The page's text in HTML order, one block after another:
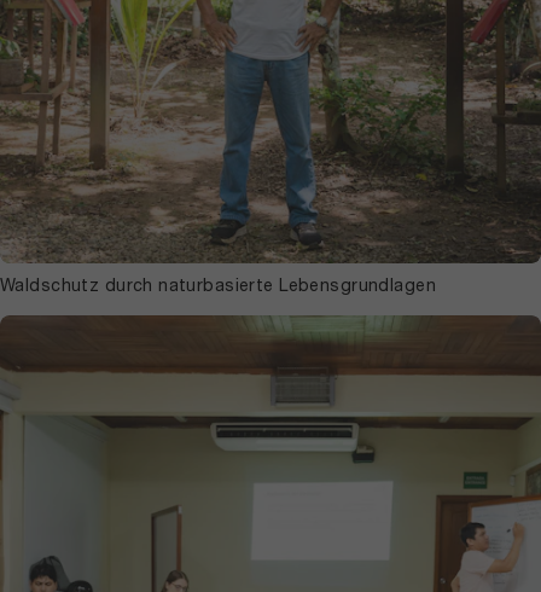
Waldschutz durch naturbasierte Lebensgrundlagen